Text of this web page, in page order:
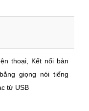
thoại, Kết nối bàn
giọng nói tiếng
từ USB